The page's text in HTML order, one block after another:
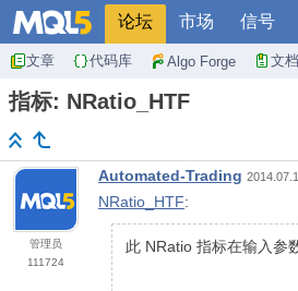
论坛 市场 信号
文章 代码库 Algo Forge 文档
指标: NRatio_HTF
管理员
111724
Automated-Trading
NRatio_HTF:
此 NRatio 指标在输入参